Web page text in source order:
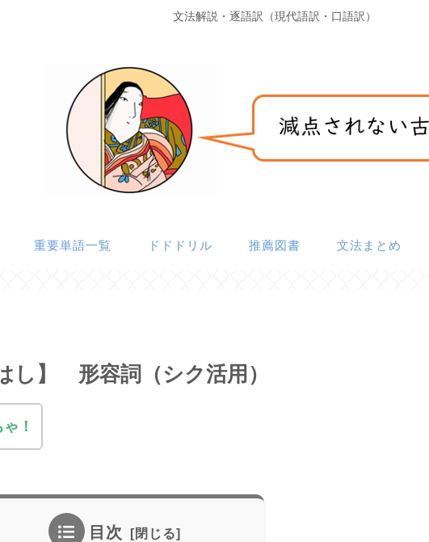
文法解説・逐語訳（現代語訳・口語訳）
重要単語一覧 ドドドリル 推薦図書 文法まとめ
し】 形容詞（シク活用）
！
目次